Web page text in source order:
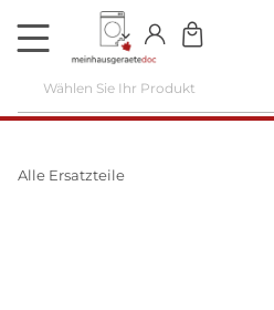
DE
Alle Ersatzteile